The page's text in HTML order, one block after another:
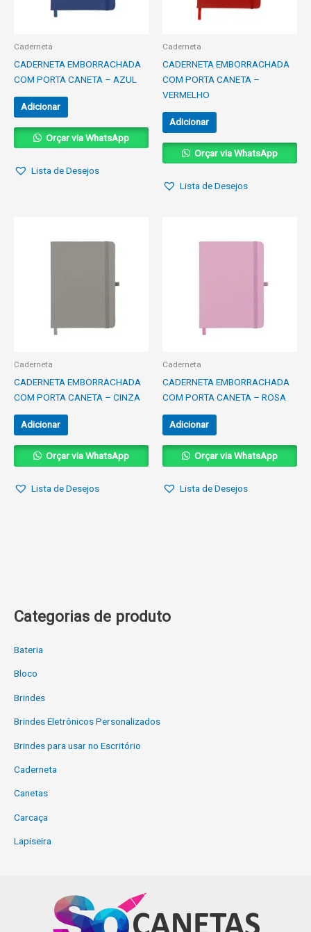
Categorias de produto
Bateria
Bloco
Brindes
Brindes Eletrônicos Personalizados
Brindes para usar no Escritório
Caderneta
Canetas
Carcaça
Lapiseira
Caderneta
CADERNETA EMBORRACHADA
COM PORTA CANETA – AZUL
Adicionar
Orçar via WhatsApp
Lista de Desejos
Caderneta
CADERNETA EMBORRACHADA
COM PORTA CANETA –
VERMELHO
Adicionar
Orçar via WhatsApp
Lista de Desejos
Caderneta
CADERNETA EMBORRACHADA
COM PORTA CANETA – CINZA
Adicionar
Orçar via WhatsApp
Lista de Desejos
Caderneta
CADERNETA EMBORRACHADA
COM PORTA CANETA – ROSA
Adicionar
Orçar via WhatsApp
Lista de Desejos